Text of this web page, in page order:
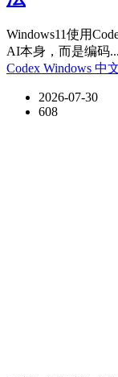
Windows11使用
AI本身，而是编码...
Codex Windows 中
2026-07-30
608